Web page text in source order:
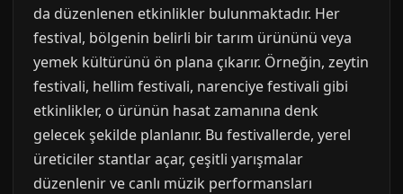
da düzenlenen etkinlikler bulunmaktadır. Her
festival, bölgenin belirli bir tarım ürününü veya
yemek kültürünü ön plana çıkarır. Örneğin, zeytin
festivali, hellim festivali, narenciye festivali gibi
etkinlikler, o ürünün hasat zamanına denk
gelecek şekilde planlanır. Bu festivallerde, yerel
üreticiler stantlar açar, çeşitli yarışmalar
düzenlenir ve canlı müzik performansları